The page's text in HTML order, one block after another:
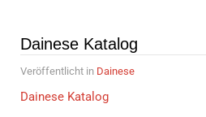
Dainese Katalog
Veröffentlicht in Dainese
Dainese Katalog